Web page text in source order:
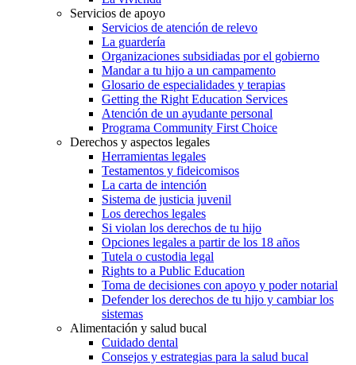
Servicios de apoyo
Servicios de atención de relevo
La guardería
Organizaciones subsidiadas por el gobierno
Mandar a tu hijo a un campamento
Glosario de especialidades y terapias
Getting the Right Education Services
Atención de un ayudante personal
Programa Community First Choice
Derechos y aspectos legales
Herramientas legales
Testamentos y fideicomisos
La carta de intención
Sistema de justicia juvenil
Los derechos legales
Si violan los derechos de tu hijo
Opciones legales a partir de los 18 años
Tutela o custodia legal
Rights to a Public Education
Toma de decisiones con apoyo y poder notarial
Defender los derechos de tu hijo y cambiar los
sistemas
Alimentación y salud bucal
Cuidado dental
Consejos y estrategias para la salud bucal